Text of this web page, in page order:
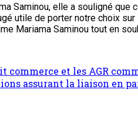
Saminou, elle a souligné
utile de porter notre choix
Mariama Saminou tout en
et les AGR
assurant la liaison en